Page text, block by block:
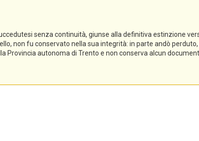
senza continuità, giunse alla definitiva estinzione
non fu conservato nella sua integrità: in parte andò
Provincia autonoma di Trento e non conserva alcun